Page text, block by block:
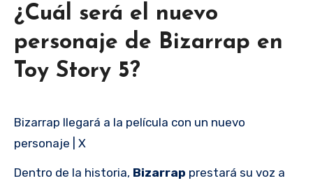
¿Cuál será el nuevo
personaje de Bizarrap en
Toy Story 5?
Bizarrap llegará a la película con un nuevo
personaje | X
Dentro de la historia, Bizarrap prestará su voz a